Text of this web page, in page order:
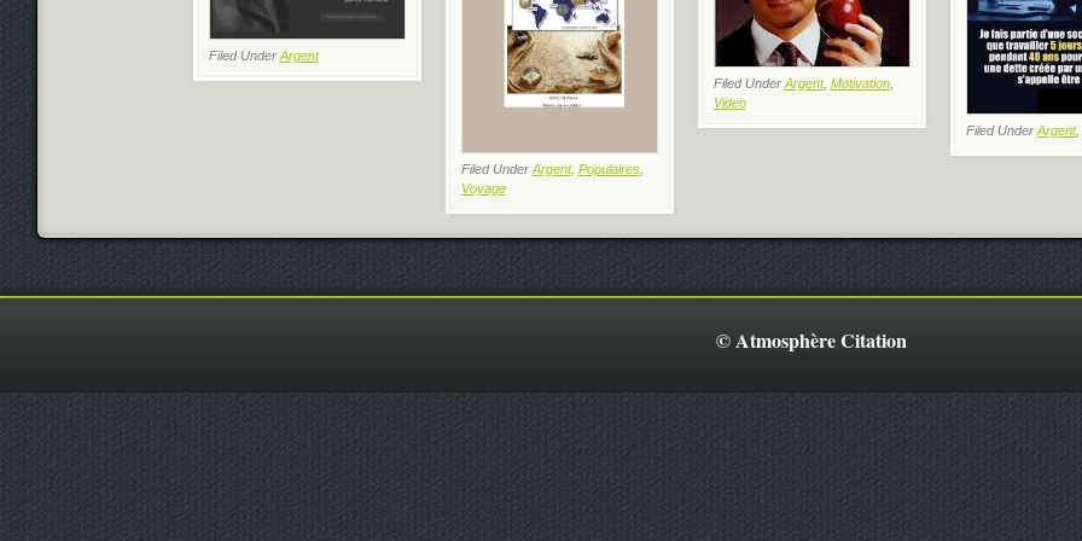
Filed Under Argent
Filed Under Argent, Populaires,
Voyage
Filed Under Argent, Motivation,
Video
Filed Under Argent,
© Atmosphère Citation